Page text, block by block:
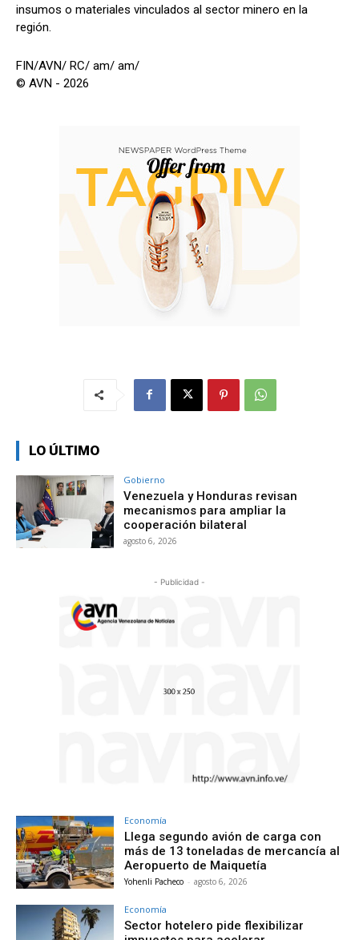
insumos o materiales vinculados al sector minero en la
región.
FIN/AVN/ RC/ am/ am/
© AVN - 2026
LO ÚLTIMO
Gobierno
Venezuela y Honduras revisan
mecanismos para ampliar la
cooperación bilateral
agosto 6, 2026
- Publicidad -
Economía
Llega segundo avión de carga con
más de 13 toneladas de mercancía al
Aeropuerto de Maiquetía
Yohenli Pacheco - agosto 6, 2026
Economía
Sector hotelero pide flexibilizar